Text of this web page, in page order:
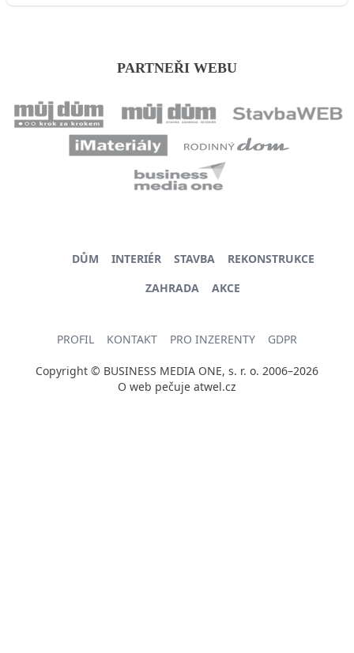
PARTNEŘI WEBU
DŮM INTERIÉR STAVBA
REKONSTRUKCE
ZAHRADA
AKCE
PROFIL KONTAKT PRO INZERENTY GDPR
Copyright © BUSINESS MEDIA ONE, s. r. o. 2006–2026